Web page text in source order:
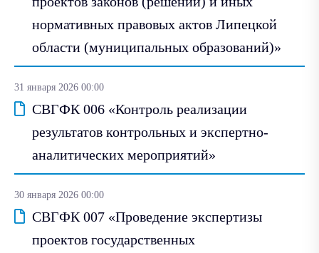
нормативных правовых актов Липецкой
области (муниципальных образований)»
31 января 2026 00:00
СВГФК 006 «Контроль реализации
результатов контрольных и экспертно-
аналитических мероприятий»
30 января 2026 00:00
СВГФК 007 «Проведение экспертизы
проектов государственных